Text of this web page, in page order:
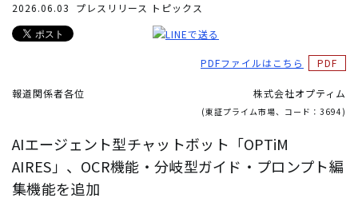
2026.06.03 プレスリリース トピックス
PDFファイルはこちら
報道関係者各位 株式会社オプティム
(東証プライム市場、コード：3694)
AIエージェント型チャットボット「OPTiM
AIRES」、 OCR機能・分岐型ガイド・プロンプト編
集機能を追加